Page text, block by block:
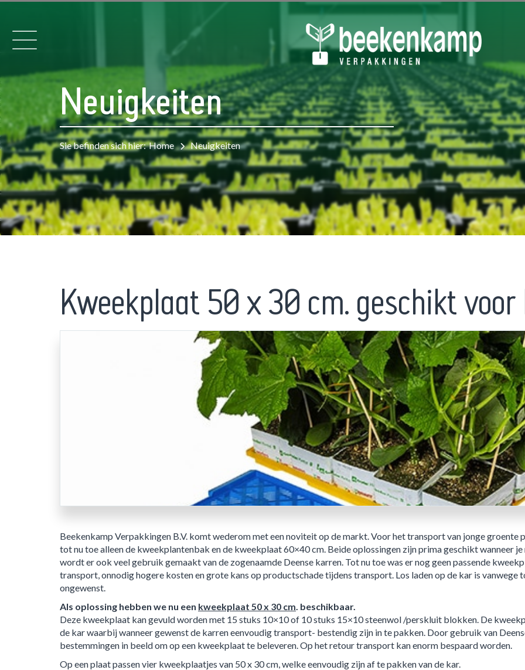
Neuigkeiten
Sie befinden sich hier: Home Neuigkeiten
Kweekplaat 50 x 30 cm. geschikt voor
Beekenkamp Verpakkingen B.V. komt wederom met een noviteit op de markt. Voor het transport van jonge
tot nu toe alleen de kweekplantenbak en de kweekplaat 60×40 cm. Beide oplossingen zijn prima geschikt wanneer
wordt er ook veel gebruik gemaakt van de zogenaamde Deense karren. Tot nu toe was er nog geen passende
transport, onnodig hogere kosten en grote kans op productschade tijdens transport. Los laden op de kar is vanwege
ongewenst.
Als oplossing hebben we nu een kweekplaat 50 x 30 cm . beschikbaar.
Deze kweekplaat kan gevuld worden met 15 stuks 10×10 of 10 stuks 15×10 steenwol /perskluit blokken. De
de kar waarbij wanneer gewenst de karren eenvoudig transport- bestendig zijn in te pakken. Door gebruik van
bestemmingen in beeld om op een kweekplaat te beleveren. Op het retour transport kan enorm bespaard worden.
Op een plaat passen vier kweekplaatjes van 50 x 30 cm, welke eenvoudig zijn af te pakken van de kar.